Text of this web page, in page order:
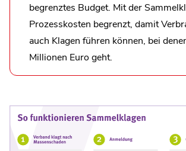
begrenztes Budget. Mit der
Prozesskosten begrenzt, damit
auch Klagen führen können, bei
Millionen Euro geht.